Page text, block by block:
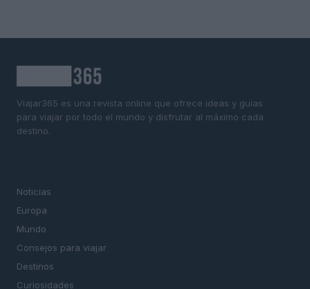
Viajar365 es una revista online que ofrece ideas y guías
para viajar por todo el mundo y disfrutar al máximo cada
destino.
Noticias
Europa
Mundo
Consejos para viajar
Destinos
Curiosidades